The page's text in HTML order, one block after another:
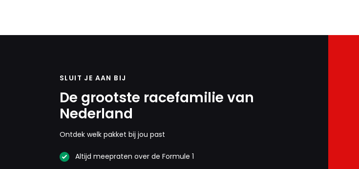
SLUIT JE AAN BIJ
De grootste racefamilie van
Nederland
Ontdek welk pakket bij jou past
Altijd meepraten over de Formule 1